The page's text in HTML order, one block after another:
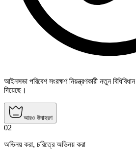
আইনসভা পরিবেশ সংরক্ষণ নিয়ন্ত্রণকারী নতুন বিধিবিধান
দিয়েছে।
আরও উদাহরণ
02
অভিনয় করা, চরিত্রে অভিনয় করা